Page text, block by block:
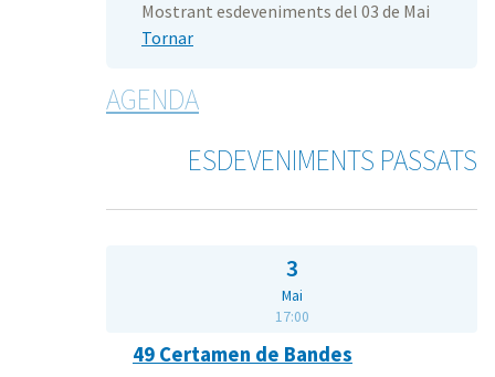
Mostrant esdeveniments del 03 de Mai
Tornar
AGENDA
ESDEVENIMENTS PASSATS
3
Mai
17:00
49 Certamen de Bandes